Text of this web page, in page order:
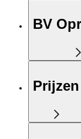
BV
Prijzen